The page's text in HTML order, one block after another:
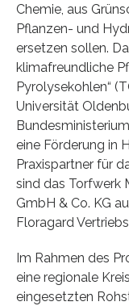
Chemie, aus
Pflanzen- und
ersetzen sollen.
klimafreundliche
Pyrolysekohlen“
Universität
eine Förderung in
Praxispartner für
sind das Torfwerk
GmbH & Co. KG
Floragard
Im Rahmen des
eine regionale
eingesetzten